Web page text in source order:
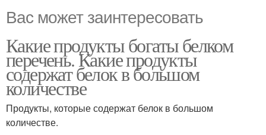
Вас может заинтересовать
Какие продукты богаты белком
перечень. Какие продукты
содержат белок в большом
количестве
Продукты, которые содержат белок в большом
количестве.